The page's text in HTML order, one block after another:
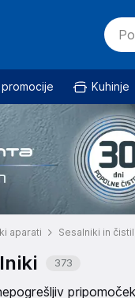
Kuhinje
aparati Sesalniki in
373